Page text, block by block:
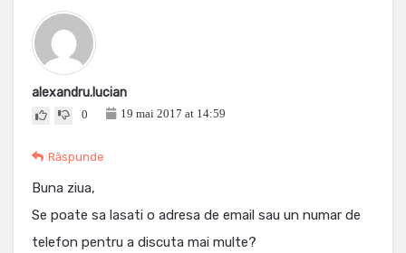
alexandru.lucian
0 19 mai 2017 at 14:59
Răspunde
Buna ziua,
Se poate sa lasati o adresa de email sau un numar de
telefon pentru a discuta mai multe?